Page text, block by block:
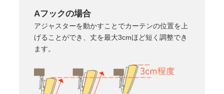
Aフックの場合
アジャスターを動かすことでカーテンの位置を上
げることができ、丈を最大3cmほど短く調整でき
ます。